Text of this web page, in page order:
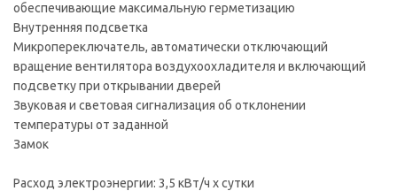
обеспечивающие максимальную герметизацию
Внутренняя подсветка
Микропереключатель, автоматически отключающий
вращение вентилятора воздухоохладителя и включающий
подсветку при открывании дверей
Звуковая и световая сигнализация об отклонении
температуры от заданной
Замок
Расход электроэнергии: 3,5 кВт/ч х сутки